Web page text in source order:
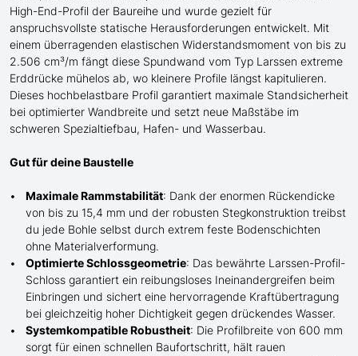
High-End-Profil der Baureihe und wurde gezielt für
anspruchsvollste statische Herausforderungen entwickelt. Mit
einem überragenden elastischen Widerstandsmoment von bis zu
2.506 cm³/m fängt diese Spundwand vom Typ Larssen extreme
Erddrücke mühelos ab, wo kleinere Profile längst kapitulieren.
Dieses hochbelastbare Profil garantiert maximale Standsicherheit
bei optimierter Wandbreite und setzt neue Maßstäbe im
schweren Spezialtiefbau, Hafen- und Wasserbau.
Gut für deine Baustelle
Maximale Rammstabilität: Dank der enormen Rückendicke
von bis zu 15,4 mm und der robusten Stegkonstruktion treibst
du jede Bohle selbst durch extrem feste Bodenschichten
ohne Materialverformung.
Optimierte Schlossgeometrie: Das bewährte Larssen-Profil-
Schloss garantiert ein reibungsloses Ineinandergreifen beim
Einbringen und sichert eine hervorragende Kraftübertragung
bei gleichzeitig hoher Dichtigkeit gegen drückendes Wasser.
Systemkompatible Robustheit: Die Profilbreite von 600 mm
sorgt für einen schnellen Baufortschritt, hält rauen